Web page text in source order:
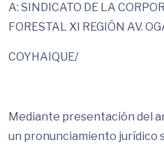
A: SINDICATO DE LA
FORESTAL XI REGIÓN AV.
COYHAIQUE/
Mediante presentación del
un pronunciamiento jurídico